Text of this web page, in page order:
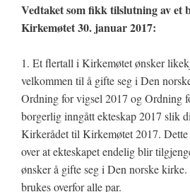
Vedtaket som fikk tilslutning av et
Kirkemøtet 30. januar 2017:
1. Et flertall i Kirkemøtet ønsker
velkommen til å gifte seg i Den
Ordning for vigsel 2017 og Ordning
borgerlig inngått ekteskap 2017 slik
Kirkerådet til Kirkemøtet 2017. Dette
over at ekteskapet endelig blir
ønsker å gifte seg i Den norske
brukes overfor alle par.